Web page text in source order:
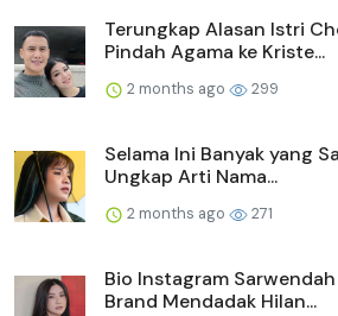
Terungkap Alasan Istri
Pindah Agama ke Kriste...
2 months ago 299
Selama Ini Banyak yang
Ungkap Arti Nama...
2 months ago 271
Bio Instagram
Brand Mendadak Hilan...